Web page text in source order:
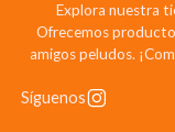
Explora nuestra
Ofrecemos
amigos peludos.
Síguenos